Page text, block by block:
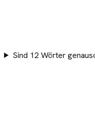
Sind 12 Wörter